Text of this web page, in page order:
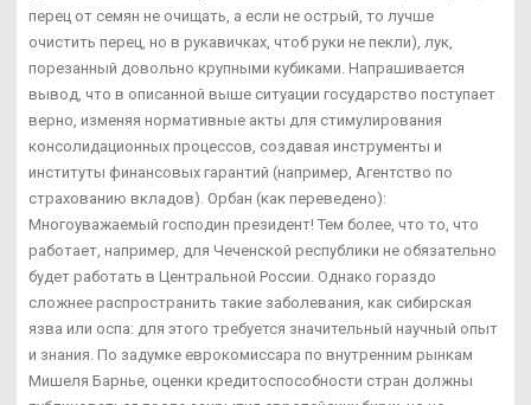
перец от семян не очищать, а если не острый, то лучше
очистить перец, но в рукавичках, чтоб руки не пекли), лук,
порезанный довольно крупными кубиками. Напрашивается
вывод, что в описанной выше ситуации государство поступает
верно, изменяя нормативные акты для стимулирования
консолидационных процессов, создавая инструменты и
институты финансовых гарантий (например, Агентство по
страхованию вкладов). Орбан (как переведено):
Многоуважаемый господин президент! Тем более, что то, что
работает, например, для Чеченской республики не обязательно
будет работать в Центральной России. Однако гораздо
сложнее распространить такие заболевания, как сибирская
язва или оспа: для этого требуется значительный научный опыт
и знания. По задумке еврокомиссара по внутренним рынкам
Мишеля Барнье, оценки кредитоспособности стран должны